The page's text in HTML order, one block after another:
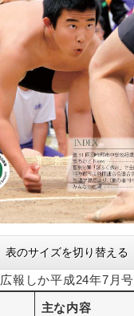
表のサイズを切り替える
広報しか平成24年7月号
主な内容